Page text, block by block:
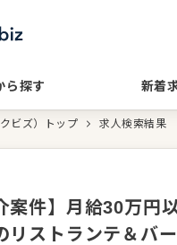
ら探す 新着
ビズ）トップ 求人検索結果
案件】月給30万円
リストランテ＆バ